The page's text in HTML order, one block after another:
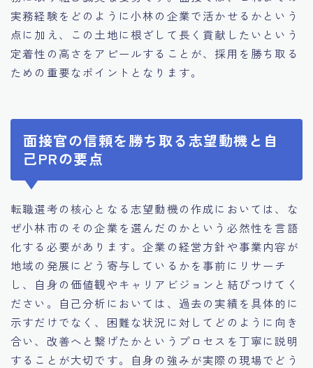
実務経験をどのように小林の企業で活かせるかという
点に加え、この土地に根ざして長く貢献したいという
定着性の高さをアピールすることが、採用を勝ち取る
ための重要なポイントとなります。
面接官の信頼を勝ち取る志望動機と自
己PRの要点
転職選考の核心となる志望動機の作成においては、な
ぜ小林市のその企業を選んだのかという必然性を言語
化する必要があります。企業の経営方針や事業内容が
地域の発展にどう寄与しているかを事前にリサーチ
し、自身の価値観やキャリアビジョンと結びつけてく
ださい。自己分析においては、過去の実績を具体的に
示すだけでなく、困難な状況に対してどのように向き
合い、改善へと繋げたかというプロセスを丁寧に説明
することが大切です。自身の強みが実際の現場でどう